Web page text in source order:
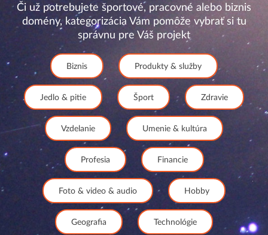
Či už potrebujete športové, pracovné alebo biznis
domény, kategorizácia Vám pomôže vybrať si tu
správnu pre Váš projekt
Biznis Produkty & služby
Jedlo & pitie Šport Zdravie
Vzdelanie Umenie & kultúra
Profesia Financie
Foto & video & audio Hobby
Geografia Technológie